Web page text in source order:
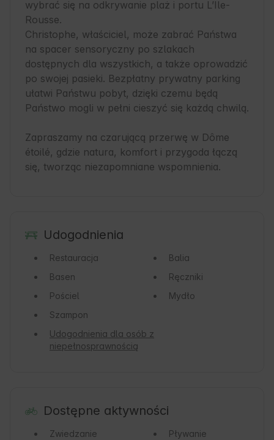
wybrać się na odkrywanie plaż i portu L’Ile-
Rousse.
Christophe, właściciel, może zabrać Państwa
na spacer sensoryczny po szlakach
dostępnych dla wszystkich, a także oprowadzić
po swojej pasieki. Bezpłatny prywatny parking
ułatwi Państwu pobyt, dzięki czemu będą
Państwo mogli w pełni cieszyć się każdą chwilą.
Zapraszamy na czarującą przerwę w Dôme
étoilé, gdzie natura, komfort i przygoda łączą
się, tworząc niezapomniane wspomnienia.
Udogodnienia
Restauracja
Balia
Basen
Ręczniki
Pościel
Mydło
Szampon
Udogodnienia dla osób z
niepełnosprawnością
Dostępne aktywności
Zwiedzanie
Pływanie